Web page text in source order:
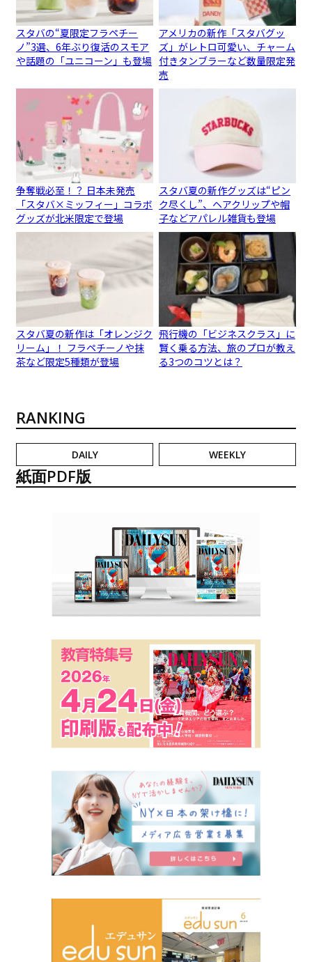
スタバの“夏限定フラペチー
ノ”3選、6年ぶり復活のスモア
や話題の「ユニコーン」も登場
アメリカの新作「スタバグッ
ズ」がレトロ可愛い、チャーム
付きタンブラーなど数量限定発
売
争奪戦必至！？ 日本未発売
「スタバ×ミッフィー」コラボ
グッズが北米限定で登場
スタバ夏の新作グッズは“ピン
ク尽くし”、ヘアクリップや帽
子などアパレル雑貨も登場
スタバ夏の新作は「オレンジク
リーム」！ フラペチーノや抹
茶など限定5種類が登場
飛行機の「ビジネスクラス」に
賢く乗る方法、旅のプロが教え
る3つのコツとは？
RANKING
DAILY WEEKLY
紙面PDF版